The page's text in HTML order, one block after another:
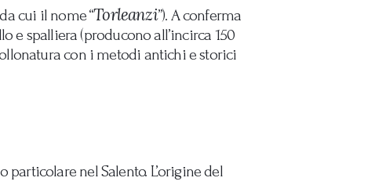
cui il nome “Torleanzi”). A conferma
e spalliera (producono all’incirca 150
con i metodi antichi e storici
nel Salento. L’origine del